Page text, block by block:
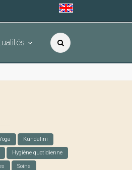
Kundalini
Hygiène quotidienne
Soins